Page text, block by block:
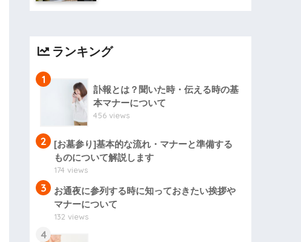
ランキング
1
訃報とは？聞いた時・伝える時の基
本マナーについて
456 views
2
[お墓参り]基本的な流れ・マナーと準備する
ものについて解説します
174 views
3
お通夜に参列する時に知っておきたい挨拶や
マナーについて
132 views
4